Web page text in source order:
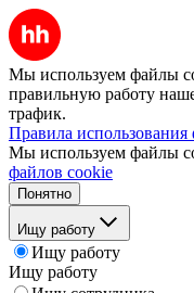
Мы используем файлы
правильную работу
трафик.
Правила
Мы используем файлы
файлов cookie
Понятно
Ищу работу
Ищу работу
Ищу работу